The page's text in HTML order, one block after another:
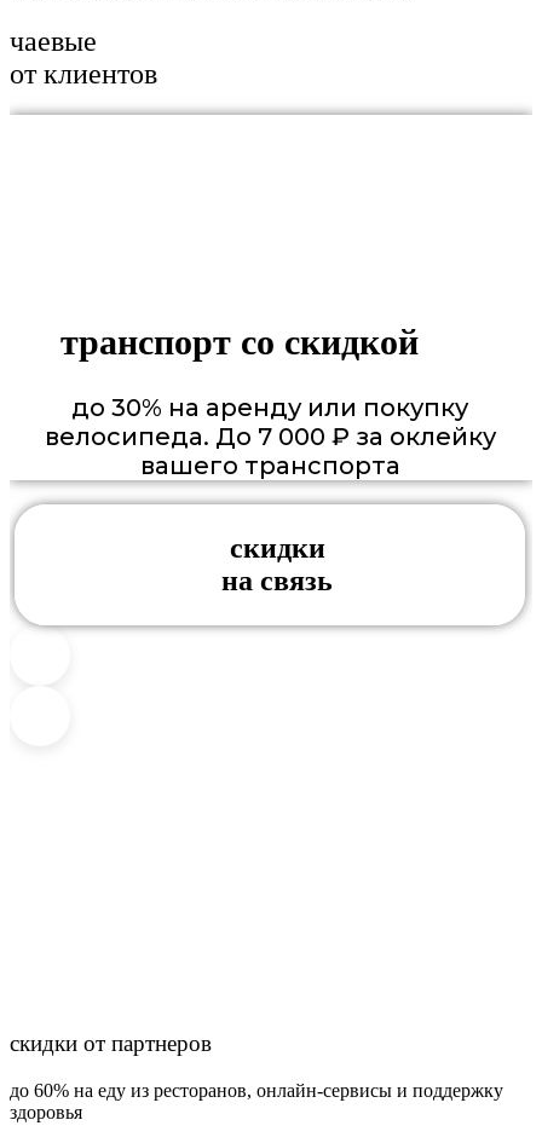
чаевые
от клиентов
транспорт со скидкой
до 30% на аренду или покупку
велосипеда. До 7 000 ₽ за оклейку
вашего транспорта
скидки
на связь
cкидки от партнеров
до 60% на еду из ресторанов, онлайн-сервисы и поддержку
здоровья